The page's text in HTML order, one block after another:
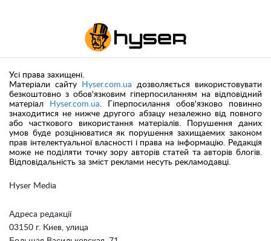
Hyser Media
Адреса редакції
03150 г. Киев, улица
Усі права захищені.
Матеріали сайту
Hyser.com.ua дозволяється використовувати
безкоштовно з обов'язковим гіперпосиланням на відповідний
матеріал
Hyser.com.ua . Гіперпосилання обов'язково повинно
знаходитися не нижче другого абзацу незалежно від повного
або часткового використання матеріалів. Порушення даних
умов буде розцінюватися як порушення захищаемих законом
прав інтелектуальної власності і права на інформацію. Редакція
може не поділяти точку зору авторів статей та авторів блогів.
Відповідальність за зміст реклами несуть рекламодавці.